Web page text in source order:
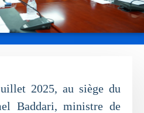
2025, au siège du
Baddari, ministre de